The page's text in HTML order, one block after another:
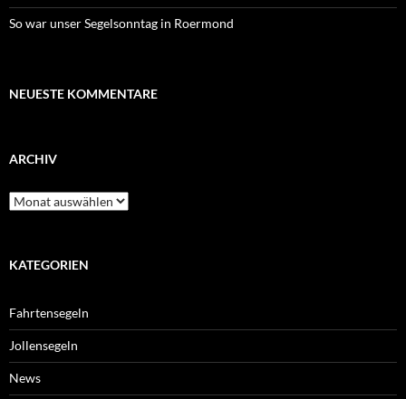
So war unser Segelsonntag in Roermond
NEUESTE KOMMENTARE
ARCHIV
Archiv
KATEGORIEN
Fahrtensegeln
Jollensegeln
News